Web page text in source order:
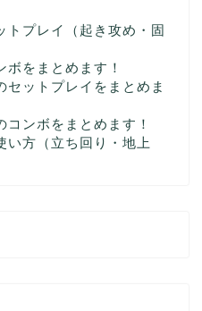
トプレイ（起き攻め・固
をまとめます！
セットプレイをまとめま
ンボをまとめます！
い方（立ち回り・地上